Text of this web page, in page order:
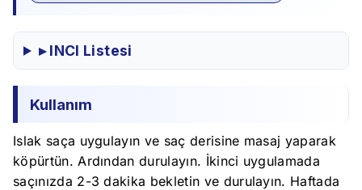
▸ INCI Listesi
Kullanım
Islak saça uygulayın ve saç derisine masaj yaparak
köpürtün. Ardından durulayın. İkinci uygulamada
saçınızda 2-3 dakika bekletin ve durulayın. Haftada